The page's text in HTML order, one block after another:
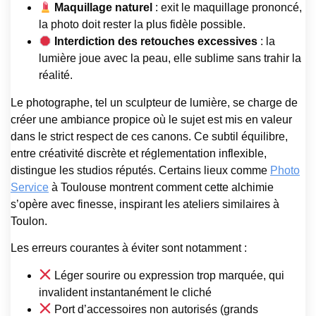
Maquillage naturel : exit le maquillage prononcé,
la photo doit rester la plus fidèle possible.
Interdiction des retouches excessives : la
lumière joue avec la peau, elle sublime sans trahir la
réalité.
Le photographe, tel un sculpteur de lumière, se charge de
créer une ambiance propice où le sujet est mis en valeur
dans le strict respect de ces canons. Ce subtil équilibre,
entre créativité discrète et réglementation inflexible,
distingue les studios réputés. Certains lieux comme Photo
Service à Toulouse montrent comment cette alchimie
s’opère avec finesse, inspirant les ateliers similaires à
Toulon.
Les erreurs courantes à éviter sont notamment :
Léger sourire ou expression trop marquée, qui
invalident instantanément le cliché
Port d’accessoires non autorisés (grands